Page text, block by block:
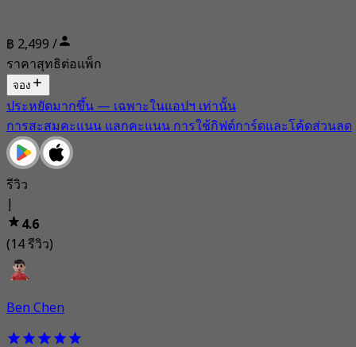
฿ 2,499 /
ราคาสุทธิต่อแพ็ก
จอง
ประหยัดมากขึ้น — เฉพาะในแอปฯ เท่านั้น
การสะสมคะแนน แลกคะแนน การใช้กิฟต์การ์ดและโค้ดส่วนลด
รีวิว
|
4.6
(14 รีวิว)
Ben Chen